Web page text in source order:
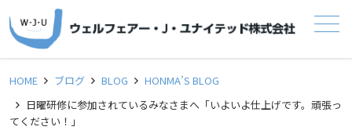
メニュー
HOME ブログ BLOG
HONMA’S BLOG
日曜研修に参加されているみなさまへ「いよいよ仕上げです。頑張っ
てください！」